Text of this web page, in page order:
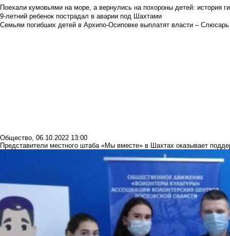
Поехали кумовьями на море, а вернулись на похороны детей: история
9-летний ребенок пострадал в аварии под Шахтами
Семьям погибших детей в Архипо-Осиповке выплатят власти – Слюсарь
Общество, 06.10.2022 13:00
Представители местного штаба «Мы вместе» в Шахтах оказывает